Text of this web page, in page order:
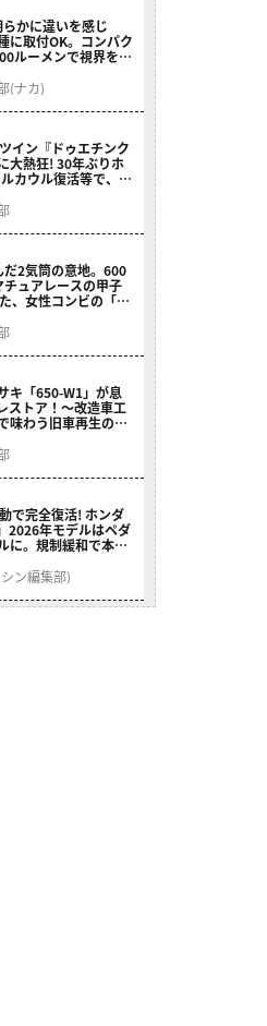
らかに違いを感じ
に取付OK。コンパク
ルーメンで視界を確
イ スモール］
(ナカ)
イン『ドゥエチンク
大熱狂! 30年ぶりホ
カウル復活等で、ロ
2気筒の意地。600
ュアレースの甲子
、女性コンビの「ス
キ「650-W1」が息
ストア！～改造車工
味わう旧車再生のロ
で完全復活! ホンダ
2026年モデルはペダ
に。規制緩和で本来
ン編集部)